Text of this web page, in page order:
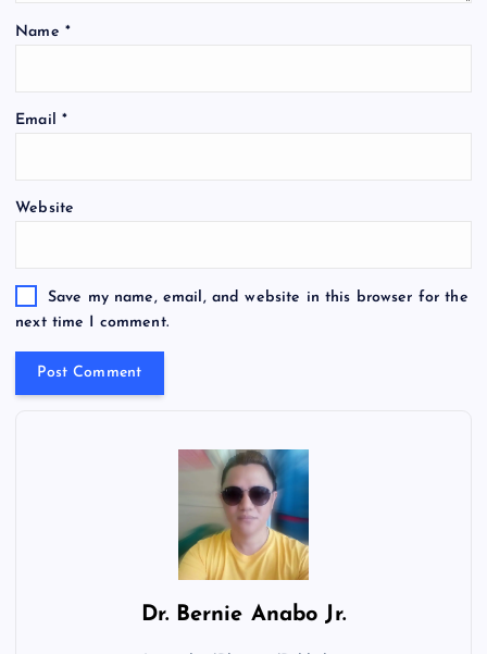
Name *
Email *
Website
Save my name, email, and website in this browser for the
next time I comment.
Dr. Bernie Anabo Jr.